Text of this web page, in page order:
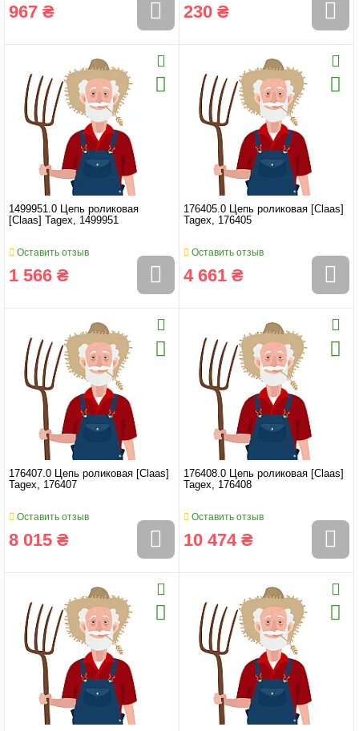
967 ₴ 230 ₴
1499951.0 Цепь роликовая
[Claas] Tagex, 1499951
Оставить отзыв
1 566 ₴
176405.0 Цепь роликовая [Claas]
Tagex, 176405
Оставить отзыв
4 661 ₴
176407.0 Цепь роликовая [Claas]
Tagex, 176407
Оставить отзыв
8 015 ₴
176408.0 Цепь роликовая [Claas]
Tagex, 176408
Оставить отзыв
10 474 ₴